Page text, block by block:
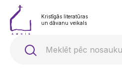
Kristīgās literatūras
un dāvanu veikals